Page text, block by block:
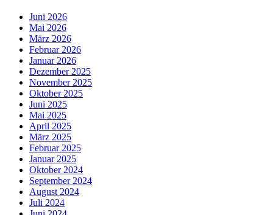
Juni 2026
Mai 2026
März 2026
Februar 2026
Januar 2026
Dezember 2025
November 2025
Oktober 2025
Juni 2025
Mai 2025
April 2025
März 2025
Februar 2025
Januar 2025
Oktober 2024
September 2024
August 2024
Juli 2024